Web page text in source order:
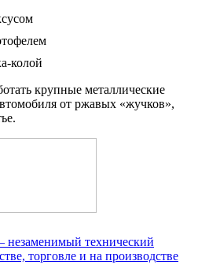
крупные металлические
от ржавых «жучков»,
незаменимый технический
торговле и на производстве